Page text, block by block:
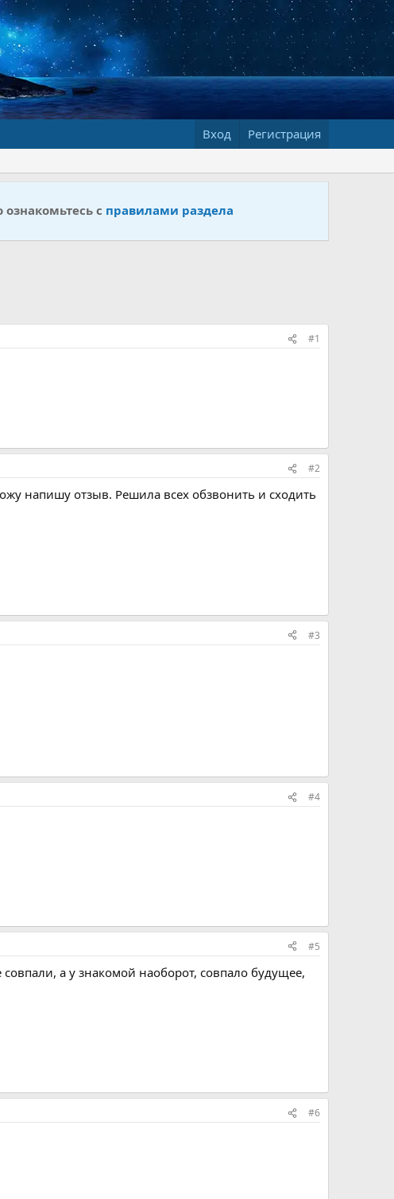
Вход Регистрация
с правилами раздела
#1
#2
напишу отзыв. Решила всех обзвонить и сходить
#3
#4
#5
а у знакомой наоборот, совпало будущее,
#6